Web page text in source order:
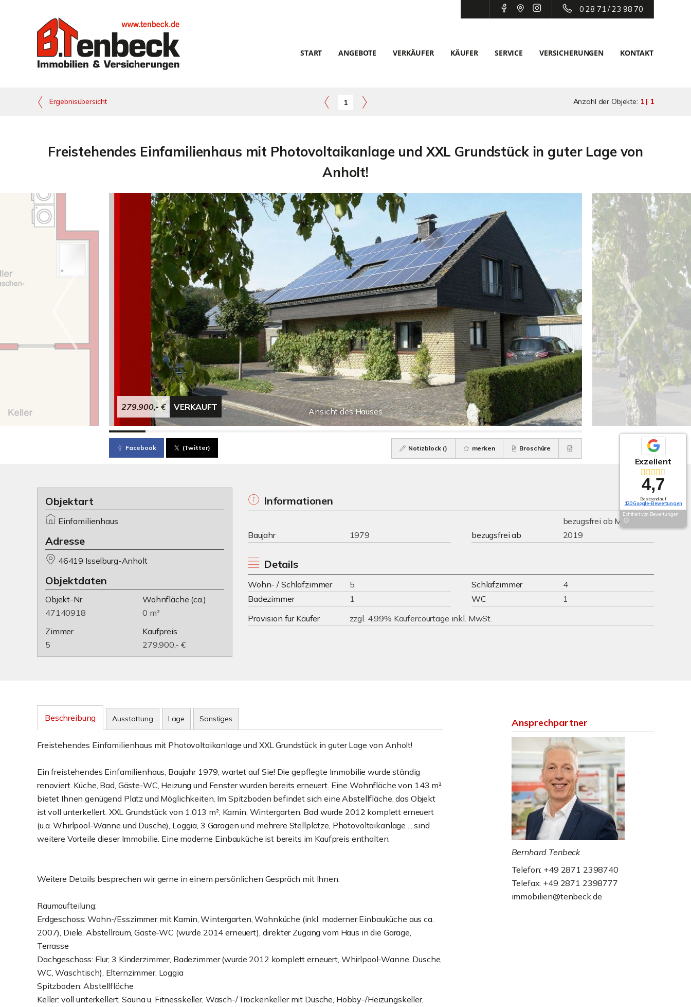
0 28 71 / 23 98 70
START ANGEBOTE VERKÄUFER KÄUFER SERVICE VERSICHERUNGEN KONTAKT
Ergebnisübersicht 1 Anzahl der Objekte: 1 | 1
Freistehendes Einfamilienhaus mit Photovoltaikanlage und XXL Grundstück in guter Lage von
Anholt!
Ansicht des Hauses
279.900,- € VERKAUFT
Facebook (Twitter) Notizblock () merken Broschüre
Objektart
Einfamilienhaus
Adresse
46419 Isselburg-Anholt
Objektdaten
Objekt-Nr.
47140918
Wohnfläche (ca.)
0 m²
Zimmer
5
Kaufpreis
279.900,- €
Informationen
Baujahr 1979 bezugsfrei ab
bezugsfrei ab März
2019
Details
Wohn- / Schlafzimmer 5 Schlafzimmer
4
Badezimmer
1 WC
1
Provision für Käufer
zzgl. 4,99% Käufercourtage inkl. MwSt.
Beschreibung Ausstattung Lage Sonstiges
Freistehendes Einfamilienhaus mit Photovoltaikanlage und XXL Grundstück in guter Lage von Anholt!
Ein freistehendes Einfamilienhaus, Baujahr 1979, wartet auf Sie! Die gepflegte Immobilie wurde ständig
renoviert. Küche, Bad, Gäste-WC, Heizung und Fenster wurden bereits erneuert. Eine Wohnfläche von 143 m²
bietet Ihnen genügend Platz und Möglichkeiten. Im Spitzboden befindet sich eine Abstellfläche, das Objekt
ist voll unterkellert. XXL Grundstück von 1.013 m², Kamin, Wintergarten, Bad wurde 2012 komplett erneuert
(u.a. Whirlpool-Wanne und Dusche), Loggia, 3 Garagen und mehrere Stellplätze, Photovoltaikanlage ... sind
weitere Vorteile dieser Immobilie. Eine moderne Einbauküche ist bereits im Kaufpreis enthalten.
Weitere Details besprechen wir gerne in einem persönlichen Gespräch mit Ihnen.
Raumaufteilung:
Erdgeschoss: Wohn-/Esszimmer mit Kamin, Wintergarten, Wohnküche (inkl. moderner Einbauküche aus ca.
2007), Diele, Abstellraum, Gäste-WC (wurde 2014 erneuert), direkter Zugang vom Haus in die Garage,
Terrasse
Dachgeschoss: Flur, 3 Kinderzimmer, Badezimmer (wurde 2012 komplett erneuert, Whirlpool-Wanne, Dusche,
WC, Waschtisch), Elternzimmer, Loggia
Spitzboden: Abstellfläche
Keller: voll unterkellert, Sauna u. Fitnesskeller, Wasch-/Trockenkeller mit Dusche, Hobby-/Heizungskeller,
Ansprechpartner
Bernhard Tenbeck
Telefon: +49 2871 2398740
Telefax: +49 2871 2398777
immobilien@tenbeck.de
Exzellent
4,7
Basierend auf
120 Google-Bewertungen
Echtheit von Bewertungen